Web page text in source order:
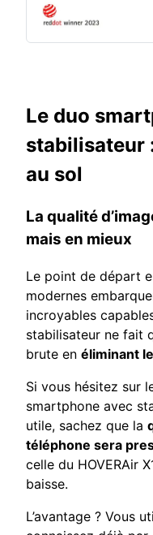
Le duo
stabilisateur
au sol
La qualité
mais en mieux
Le point de départ
modernes
incroyables
stabilisateur ne fait
brute en éliminant
Si vous hésitez sur
smartphone avec
utile, sachez que la
téléphone sera
celle du HOVERAir
baisse.
L’avantage ? Vous